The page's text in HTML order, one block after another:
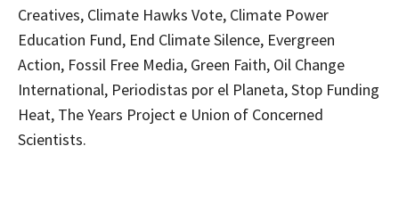
Creatives, Climate Hawks Vote, Climate Power
Education Fund, End Climate Silence, Evergreen
Action, Fossil Free Media, Green Faith, Oil Change
International, Periodistas por el Planeta, Stop Funding
Heat, The Years Project e Union of Concerned
Scientists.